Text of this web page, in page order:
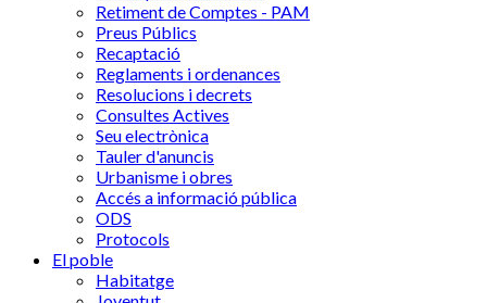
Retiment de Comptes - PAM
Preus Públics
Recaptació
Reglaments i ordenances
Resolucions i decrets
Consultes Actives
Seu electrònica
Tauler d'anuncis
Urbanisme i obres
Accés a informació pública
ODS
Protocols
El poble
Habitatge